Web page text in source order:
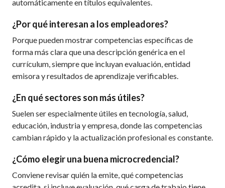
automáticamente en títulos equivalentes.
¿Por qué interesan a los empleadores?
Porque pueden mostrar competencias específicas de
forma más clara que una descripción genérica en el
currículum, siempre que incluyan evaluación, entidad
emisora y resultados de aprendizaje verificables.
¿En qué sectores son más útiles?
Suelen ser especialmente útiles en tecnología, salud,
educación, industria y empresa, donde las competencias
cambian rápido y la actualización profesional es constante.
¿Cómo elegir una buena microcredencial?
Conviene revisar quién la emite, qué competencias